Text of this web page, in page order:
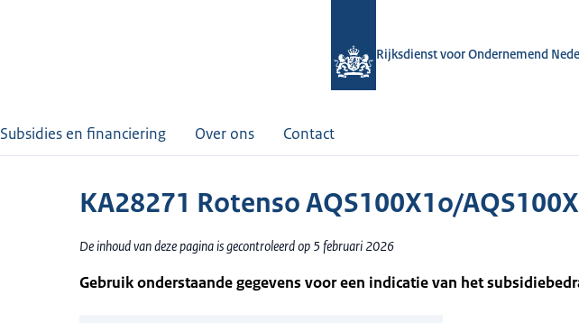
Rijksdienst voor Ondernemend
Subsidies en financiering Over ons Contact
KA28271 Rotenso AQS100X1o/
De inhoud van deze pagina is gecontroleerd op 5 februari 2026
Gebruik onderstaande gegevens voor een indicatie van het